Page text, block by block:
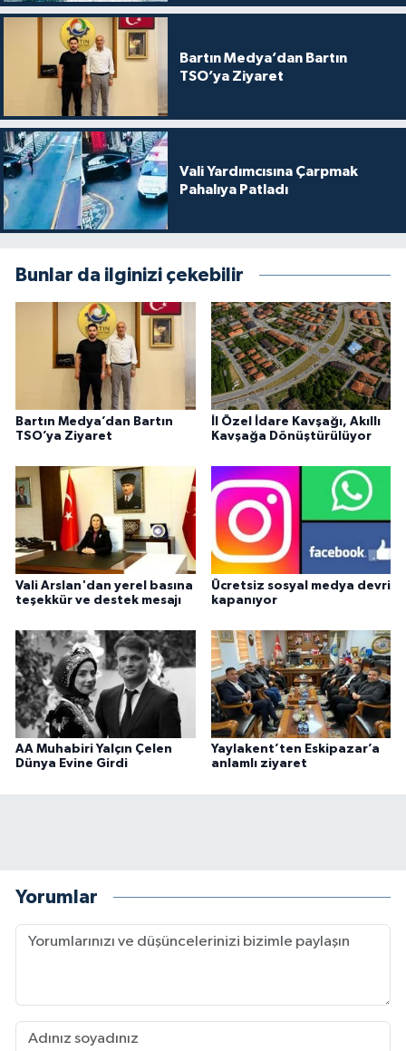
Bartın Medya’dan Bartın
TSO’ya Ziyaret
Vali Yardımcısına Çarpmak
Pahalıya Patladı
Bunlar da ilginizi çekebilir
Bartın Medya’dan Bartın
TSO’ya Ziyaret
İl Özel İdare Kavşağı, Akıllı
Kavşağa Dönüştürülüyor
Vali Arslan'dan yerel basına
teşekkür ve destek mesajı
Ücretsiz sosyal medya devri
kapanıyor
AA Muhabiri Yalçın Çelen
Dünya Evine Girdi
Yaylakent’ten Eskipazar’a
anlamlı ziyaret
Yorumlar